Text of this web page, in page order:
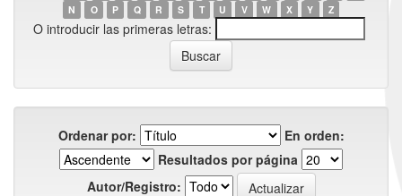
N
O P Q R S T U V W X Y Z
O introducir las primeras letras:
Ordenar por:
En orden:
Resultados por página
Autor/Registro: